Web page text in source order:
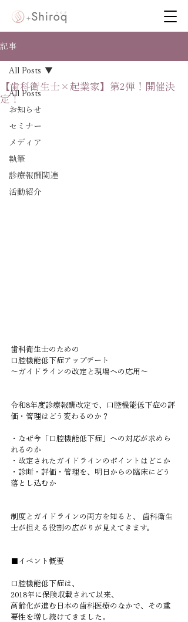
記事
All Posts
お知らせ
セミナー
メディア
執筆
診療報酬関連
活動紹介
All Posts
【歯科衛生士×起業家】第2弾！開催決
定！
歯科衛生士のための
口腔機能低下症アップデート
〜ガイドラインの改定と現場への応用〜
令和8年度診療報酬改定で、口腔機能低下症の評
価・管理はどう変わるのか？
・なぜ今「口腔機能低下症」への対応が求めら
れるのか
・改定されたガイドラインのポイントはどこか
・診断・評価・管理を、明日からの臨床にどう
落とし込むか
制度とガイドラインの両方を知ると、 歯科衛生
士が担える役割の広がりが見えてきます。
■イベント概要
口腔機能低下症は、
2018年に保険収載されて以来、
高齢化が進む日本の歯科医療のなかで、その重
要性を増し続けてきました。